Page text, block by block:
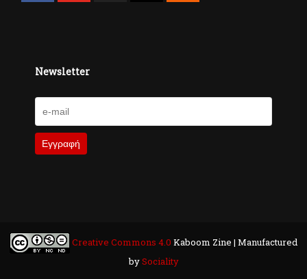
Newsletter
Creative Commons 4.0 Kaboom Zine | Manufactured
bySociality